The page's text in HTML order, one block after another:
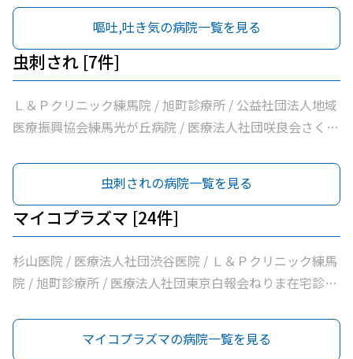
科・老年内科 / 医療法人社団啓妙会桑名医院 / 医療法人社
団慈誠会慈誠会・光が丘病院 / 公益社団法人地域医療振興
協会練馬光が丘病院 / 医療法人社団健寿の樹きくかわクリ
ニック東館分院内科・老年内科 / 医療法人社団金谷クリニ
ック / 医療法人社団翔真会浜野小児科内科クリニック / 練
馬光が丘内科内視鏡クリニック / 医療法人社団輝恭会いし
クリニック / 医療法人社団ＭＡＥ小林内科クリニック / 医
療法人社団裕仁会鈴木耳鼻咽喉科 / 医療法人社団蒼生会高
松医院 / 医療法人社団優腎会優人光が丘クリニック / 光が
丘南佐藤医院 / ささき内科クリニック / 医療法人社団清栄
会加藤医院 / 髙鳥医院 / 医療法人社団誠信会わかばクリニ
ック
嘔吐,吐き気の病院一覧を見る
虫刺され [7件]
Ｌ＆Ｐクリニック練馬院 / 旭町診療所 / 公益社団法人地域
医療振興協会練馬光が丘病院 / 医療法人社団咲良会さくま
松５丁目皮フ科 / のぎた皮ふ科クリニック
虫刺されの病院一覧を見る
マイコプラズマ [24件]
杉山医院 / 医療法人社団渋谷医院 / Ｌ＆Ｐクリニック練馬
院 / 旭町診療所 / 医療法人社団東京白報会ねりま在宅診療
科・老年内科 / 医療法人社団啓妙会桑名医院 / 医療法人社
団慈誠会慈誠会・光が丘病院 / 公益社団法人地域医療振興
マイコプラズマの病院一覧を見る